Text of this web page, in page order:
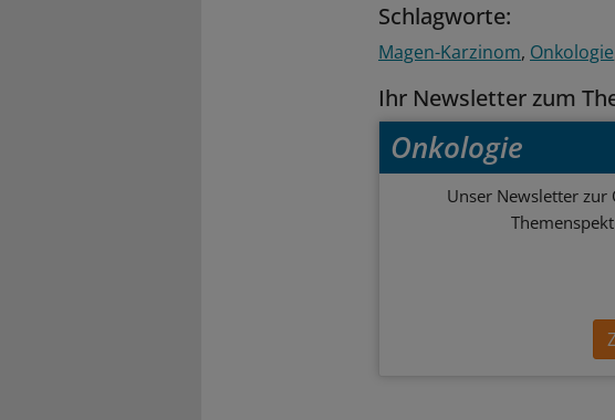
Schlagworte:
Magen-Karzinom Onkologie
Ihr Newsletter zum
Onkologie
Unser Newsletter